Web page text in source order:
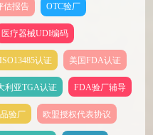
估报告 OTC验厂
医疗器械UDI编码
ISO13485认证 美国FDA认证
利亚TGA认证 FDA验厂辅导
验厂 欧盟授权代表协议